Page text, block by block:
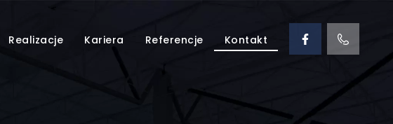
Realizacje Kariera Referencje Kontakt